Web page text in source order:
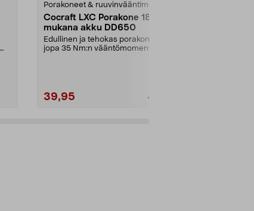
Porakoneet & ruuvinvääntimet
Cocraft LXC Porakone 18 V,
mukana akku DD650
Edullinen ja tehokas porakone
jopa 35 Nm:n vääntömomentilla.
39,95 49,95